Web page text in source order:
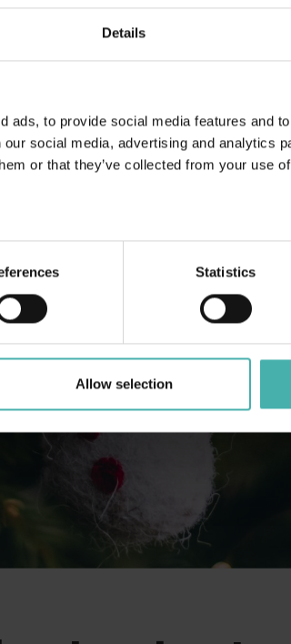
Details
ads, to provide social media features and
social media, advertising and analytics
or that they’ve collected from your use
Statistics
Allow selection
tukemassa lasten oikeuksia ja mahdollisuutta
varatut rahat vähävaraisille